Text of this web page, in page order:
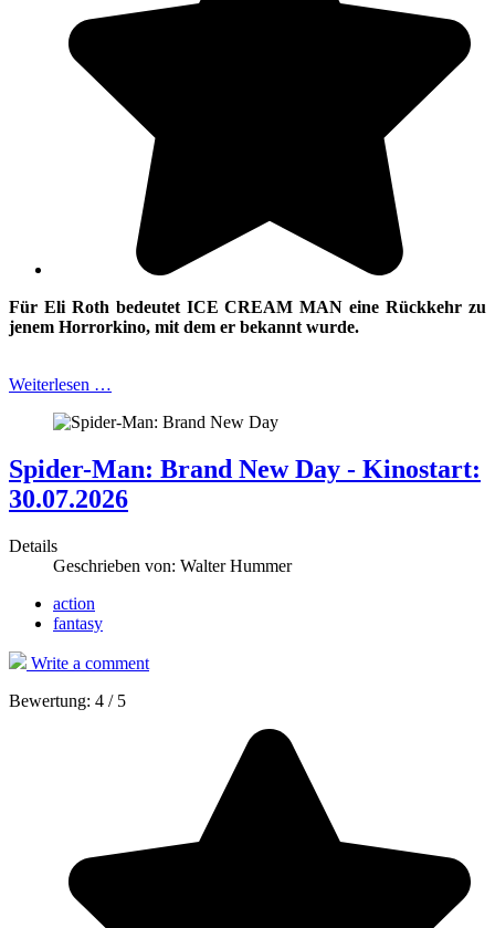
Für Eli Roth bedeutet ICE CREAM MAN eine Rückkehr zu
jenem Horrorkino, mit dem er bekannt wurde.
Weiterlesen …
Spider-Man: Brand New Day - Kinostart:
30.07.2026
Details
Geschrieben von: Walter Hummer
action
fantasy
Write a comment
Bewertung: 4 / 5